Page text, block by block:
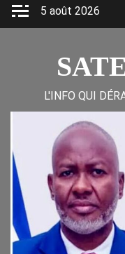
Skip
5 août 2026
L'INFO QUI